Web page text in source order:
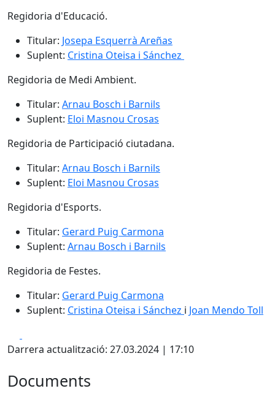
Regidoria d'Educació.
Titular: Josepa Esquerrà Areñas
Suplent: Cristina Oteisa i Sánchez
Regidoria de Medi Ambient.
Titular: Arnau Bosch i Barnils
Suplent: Eloi Masnou Crosas
Regidoria de Participació ciutadana.
Titular: Arnau Bosch i Barnils
Suplent: Eloi Masnou Crosas
Regidoria d'Esports.
Titular: Gerard Puig Carmona
Suplent: Arnau Bosch i Barnils
Regidoria de Festes.
Titular: Gerard Puig Carmona
Suplent: Cristina Oteisa i Sánchez i Joan Mendo Toll
Darrera actualització: 27.03.2024 | 17:10
Documents